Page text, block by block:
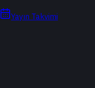
Yayın Takvimi